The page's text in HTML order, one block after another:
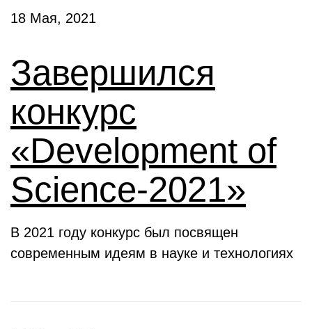
18 Мая, 2021
Завершился
конкурс
«Development of
Science-2021»
В 2021 году конкурс был посвящен
современным идеям в науке и технологиях